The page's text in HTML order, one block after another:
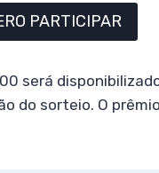
PARTICIPAR
será
do sorteio. O